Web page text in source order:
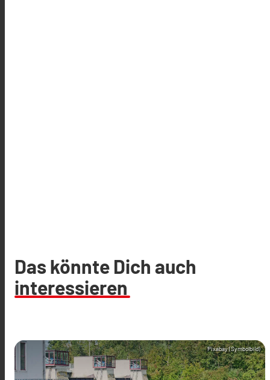
Das könnte Dich auch
interessieren
Pixabay (Symbolbild)